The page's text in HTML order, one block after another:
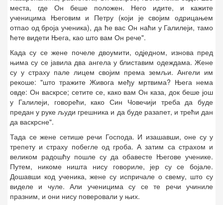
места, где Он беше положен. Него идите, и кажите
ученицима Његовим и Петру (који је својим одрицањем
отпао од броја ученика), да ће вас Он наћи у Галилеји, тамо
ћете видети Њега, као што вам Он рече".
Када су се жене почеле двоумити, одједном, изнова пред
њима су се јавила два ангела у блиставим одеждама. Жене
су у страху пале лицем својим према земљи. Ангели им
рекоше: "што тражите Живога међу мртвима? Њега нема
овде: Он васкрсе; сетите се, како вам Он каза, док беше још
у Галилеји, говорећи, како Син Човечији треба да буде
предан у руке људи грешника и да буде разапет, и трећи дан
да васкрсне".
Тада се жене сетише речи Господа. И изашавши, оне су у
трепету и страху побегле од гроба. А затим са страхом и
великом радошћу пошле су да обавесте Његове ученике.
Путем, никоме ништа нису говориле, јер су се бојале.
Дошавши код ученика, жене су испричале о свему, што су
виделе и чуле. Али ученицима су се те речи учиниле
празним, и они нису поверовали у њих.